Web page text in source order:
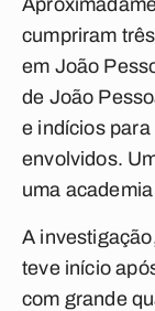
cumpriram
em João
de João
e indícios
envolvidos.
uma
A
teve início
com grande